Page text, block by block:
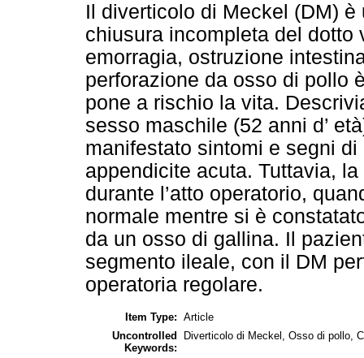
Il diverticolo di Meckel (DM)
chiusura incompleta del
emorragia, ostruzione
perforazione da osso di pollo
pone a rischio la vita.
sesso maschile (52 anni d’
manifestato sintomi e segni
appendicite acuta. Tuttavia,
durante l’atto operatorio,
normale mentre si è
da un osso di gallina. Il
segmento ileale, con il DM
operatoria regolare.
Item Type: Article
Uncontrolled
Keywords:
Diverticolo di Meckel, Osso di pollo,